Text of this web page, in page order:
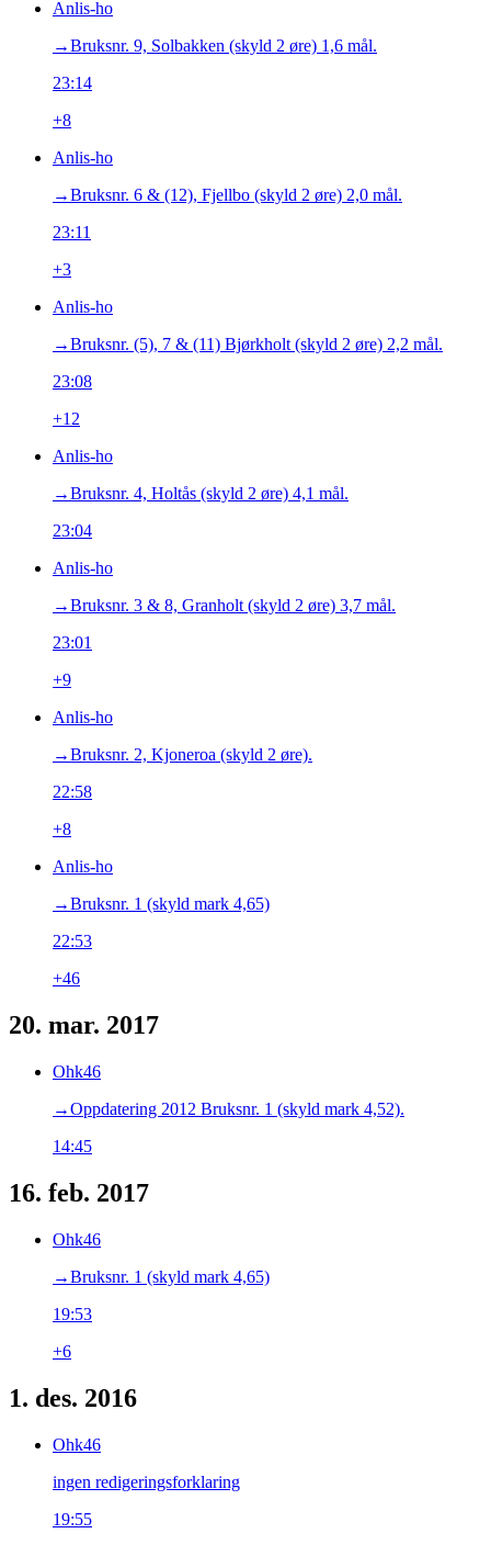
Anlis-ho
→‎Bruksnr. 9, Solbakken (skyld 2 øre) 1,6 mål.
23:14
+8
Anlis-ho
→‎Bruksnr. 6 & (12), Fjellbo (skyld 2 øre) 2,0 mål.
23:11
+3
Anlis-ho
→‎Bruksnr. (5), 7 & (11) Bjørkholt (skyld 2 øre) 2,2 mål.
23:08
+12
Anlis-ho
→‎Bruksnr. 4, Holtås (skyld 2 øre) 4,1 mål.
23:04
Anlis-ho
→‎Bruksnr. 3 & 8, Granholt (skyld 2 øre) 3,7 mål.
23:01
+9
Anlis-ho
→‎Bruksnr. 2, Kjoneroa (skyld 2 øre).
22:58
+8
Anlis-ho
→‎Bruksnr. 1 (skyld mark 4,65)
22:53
+46
20. mar. 2017
Ohk46
→‎Oppdatering 2012 Bruksnr. 1 (skyld mark 4,52).
14:45
16. feb. 2017
Ohk46
→‎Bruksnr. 1 (skyld mark 4,65)
19:53
+6
1. des. 2016
Ohk46
ingen redigeringsforklaring
19:55